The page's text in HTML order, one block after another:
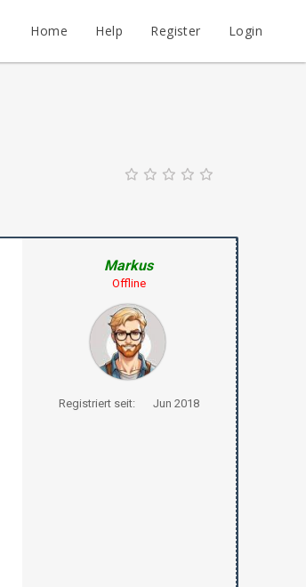
Home Help Register Login
Markus
Offline
Registriert seit: Jun 2018